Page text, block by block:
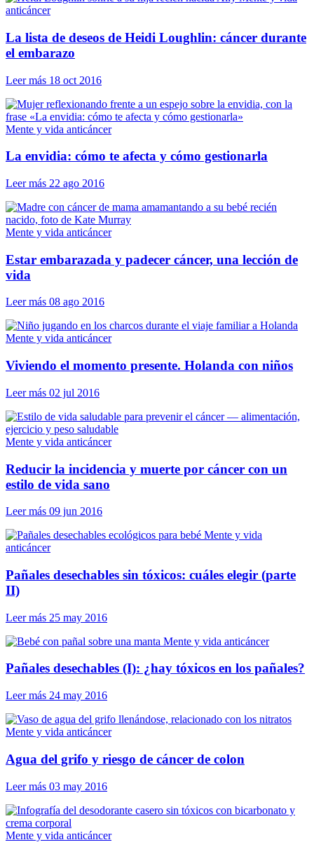
anticáncer
La lista de deseos de Heidi Loughlin: cáncer durante
el embarazo
Leer más 18 oct 2016
Mente y vida anticáncer
La envidia: cómo te afecta y cómo gestionarla
Leer más 22 ago 2016
Mente y vida anticáncer
Estar embarazada y padecer cáncer, una lección de
vida
Leer más 08 ago 2016
Mente y vida anticáncer
Viviendo el momento presente. Holanda con niños
Leer más 02 jul 2016
Mente y vida anticáncer
Reducir la incidencia y muerte por cáncer con un
estilo de vida sano
Leer más 09 jun 2016
Mente y vida
anticáncer
Pañales desechables sin tóxicos: cuáles elegir (parte
II)
Leer más 25 may 2016
Mente y vida anticáncer
Pañales desechables (I): ¿hay tóxicos en los pañales?
Leer más 24 may 2016
Mente y vida anticáncer
Agua del grifo y riesgo de cáncer de colon
Leer más 03 may 2016
Mente y vida anticáncer